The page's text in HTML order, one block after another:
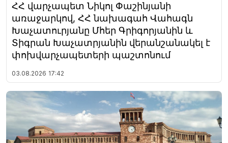
ՀՀ վարչապետ Նիկոլ Փաշինյանի
առաջարկով, ՀՀ նախագահ Վահագն
Խաչատուրյանը Մհեր Գրիգորյանին և
Տիգրան Խաչատրյանին վերանշանակել է
փոխվարչապետերի պաշտոնում
03.08.2026 17:42